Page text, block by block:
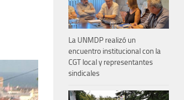
La UNMDP realizó un
encuentro institucional con la
CGT local y representantes
sindicales